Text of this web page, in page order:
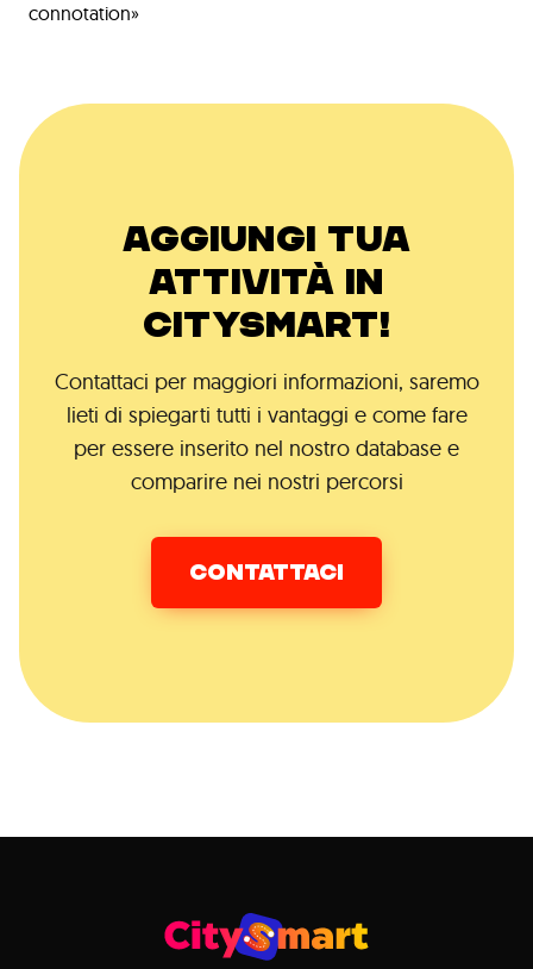
connotation»
AGGIUNGI TUA
ATTIVITÀ IN
CITYSMART!
Contattaci per maggiori informazioni, saremo
lieti di spiegarti tutti i vantaggi e come fare
per essere inserito nel nostro database e
comparire nei nostri percorsi
CONTATTACI